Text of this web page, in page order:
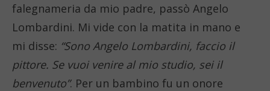
falegnameria da mio padre, passò Angelo
Lombardini. Mi vide con la matita in mano e
mi disse: “Sono Angelo Lombardini, faccio il
pittore. Se vuoi venire al mio studio, sei il
benvenuto”. Per un bambino fu un onore